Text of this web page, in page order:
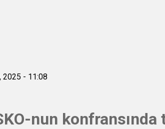
2025 - 11:08
nun konfransında